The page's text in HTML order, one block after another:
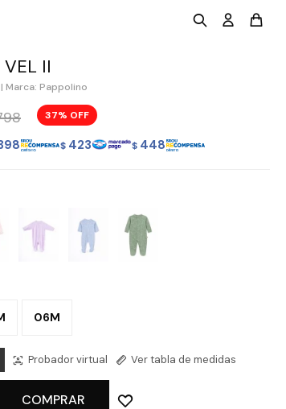
VEL II
| Marca: Pappolino
37
$ 423 $ 448
06M
Probador virtual Ver tabla de medidas
COMPRAR